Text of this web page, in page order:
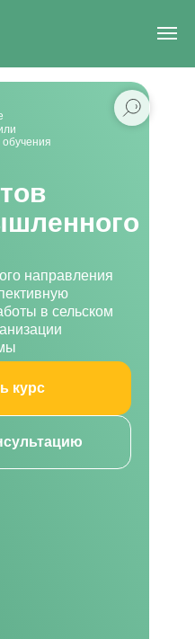
комплекса
обучения
направления
в сельском
курс